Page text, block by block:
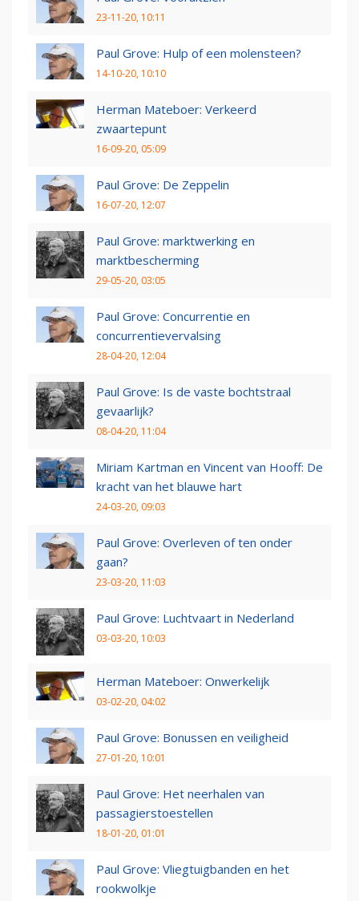
23-11-20, 10:11
Paul Grove: Hulp of een molensteen?
14-10-20, 10:10
Herman Mateboer: Verkeerd
zwaartepunt
16-09-20, 05:09
Paul Grove: De Zeppelin
16-07-20, 12:07
Paul Grove: marktwerking en
marktbescherming
29-05-20, 03:05
Paul Grove: Concurrentie en
concurrentievervalsing
28-04-20, 12:04
Paul Grove: Is de vaste bochtstraal
gevaarlijk?
08-04-20, 11:04
Miriam Kartman en Vincent van Hooff: De
kracht van het blauwe hart
24-03-20, 09:03
Paul Grove: Overleven of ten onder
gaan?
23-03-20, 11:03
Paul Grove: Luchtvaart in Nederland
03-03-20, 10:03
Herman Mateboer: Onwerkelijk
03-02-20, 04:02
Paul Grove: Bonussen en veiligheid
27-01-20, 10:01
Paul Grove: Het neerhalen van
passagierstoestellen
18-01-20, 01:01
Paul Grove: Vliegtuigbanden en het
rookwolkje